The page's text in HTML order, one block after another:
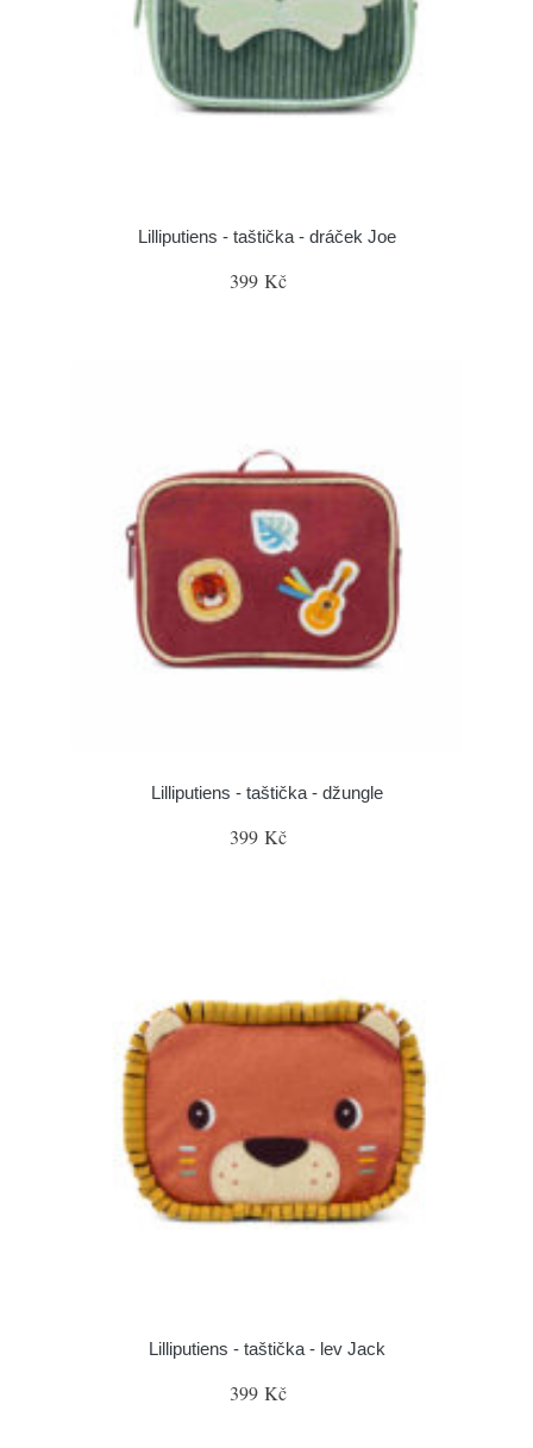
Lilliputiens - taštička - dráček Joe
399 Kč
Lilliputiens - taštička - džungle
399 Kč
Lilliputiens - taštička - lev Jack
399 Kč